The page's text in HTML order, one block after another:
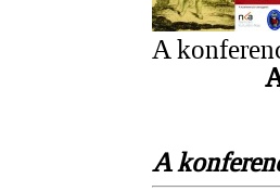
A
A